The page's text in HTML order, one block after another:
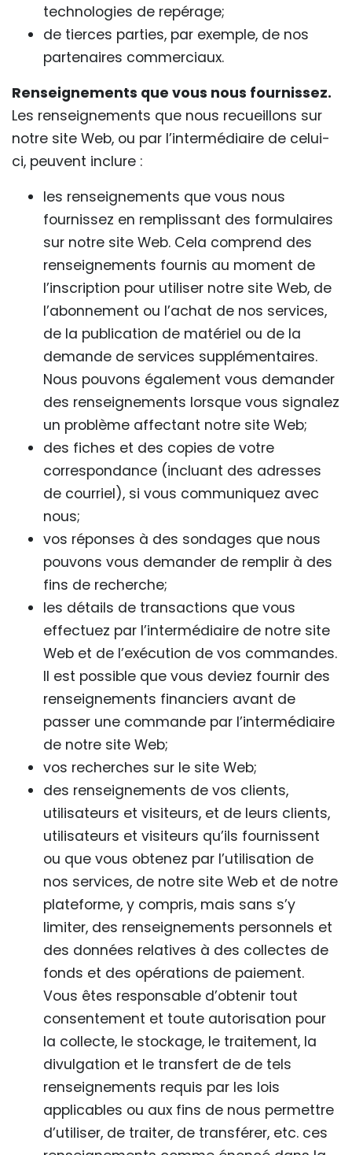
technologies de repérage;
de tierces parties, par exemple, de nos
partenaires commerciaux.
Renseignements que vous nous fournissez.
Les renseignements que nous recueillons sur
notre site Web, ou par l’intermédiaire de celui-
ci, peuvent inclure :
les renseignements que vous nous
fournissez en remplissant des formulaires
sur notre site Web. Cela comprend des
renseignements fournis au moment de
l’inscription pour utiliser notre site Web, de
l’abonnement ou l’achat de nos services,
de la publication de matériel ou de la
demande de services supplémentaires.
Nous pouvons également vous demander
des renseignements lorsque vous signalez
un problème affectant notre site Web;
des fiches et des copies de votre
correspondance (incluant des adresses
de courriel), si vous communiquez avec
nous;
vos réponses à des sondages que nous
pouvons vous demander de remplir à des
fins de recherche;
les détails de transactions que vous
effectuez par l’intermédiaire de notre site
Web et de l’exécution de vos commandes.
Il est possible que vous deviez fournir des
renseignements financiers avant de
passer une commande par l’intermédiaire
de notre site Web;
vos recherches sur le site Web;
des renseignements de vos clients,
utilisateurs et visiteurs, et de leurs clients,
utilisateurs et visiteurs qu’ils fournissent
ou que vous obtenez par l’utilisation de
nos services, de notre site Web et de notre
plateforme, y compris, mais sans s’y
limiter, des renseignements personnels et
des données relatives à des collectes de
fonds et des opérations de paiement.
Vous êtes responsable d’obtenir tout
consentement et toute autorisation pour
la collecte, le stockage, le traitement, la
divulgation et le transfert de de tels
renseignements requis par les lois
applicables ou aux fins de nous permettre
d’utiliser, de traiter, de transférer, etc. ces